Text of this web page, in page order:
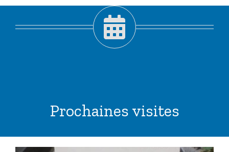
Prochaines visites